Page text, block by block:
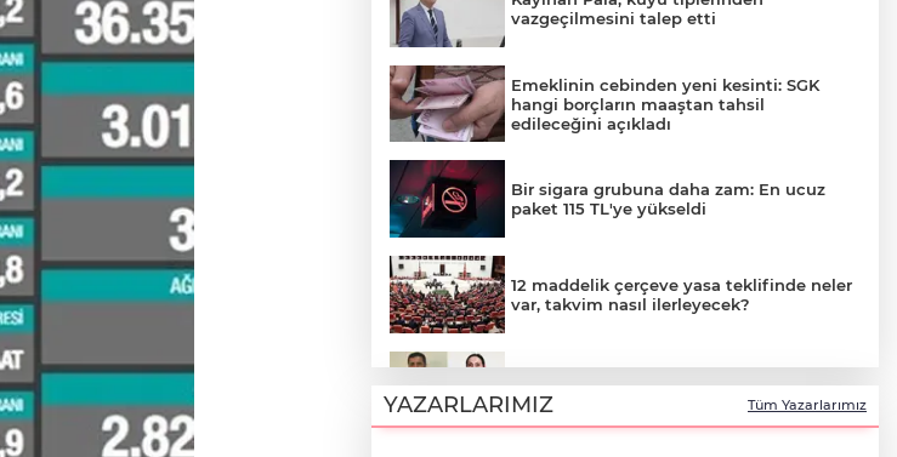
vazgeçilmesini talep etti
Emeklinin cebinden yeni kesinti: SGK
hangi borçların maaştan tahsil
edileceğini açıkladı
Bir sigara grubuna daha zam: En ucuz
paket 115 TL'ye yükseldi
12 maddelik çerçeve yasa teklifinde neler
var, takvim nasıl ilerleyecek?
tahliye olacak mı?
YAZARLARIMIZ Tüm Yazarlarımız